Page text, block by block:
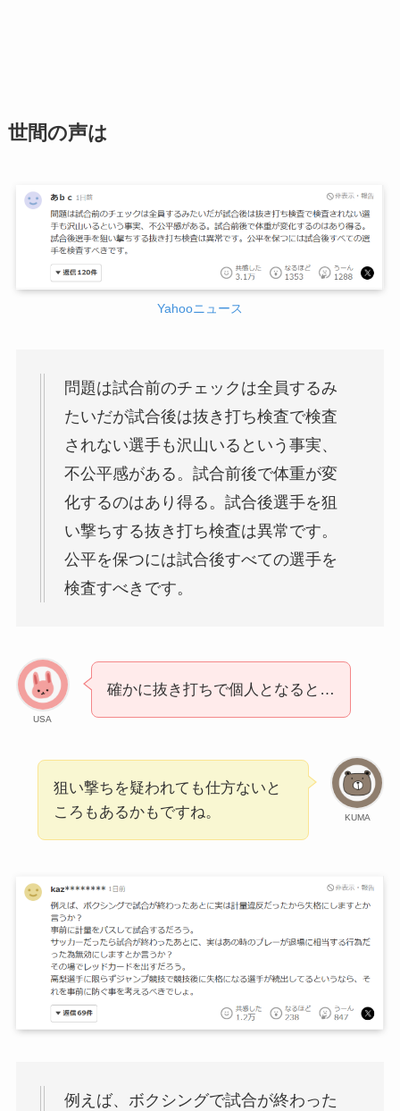
世間の声は
Yahooニュース
問題は試合前のチェックは全員するみ
たいだが試合後は抜き打ち検査で検査
されない選手も沢山いるという事実、
不公平感がある。試合前後で体重が変
化するのはあり得る。試合後選手を狙
い撃ちする抜き打ち検査は異常です。
公平を保つには試合後すべての選手を
検査すべきです。
USA
確かに抜き打ちで個人となると…
KUMA
狙い撃ちを疑われても仕方ないと
ころもあるかもですね。
例えば、ボクシングで試合が終わった